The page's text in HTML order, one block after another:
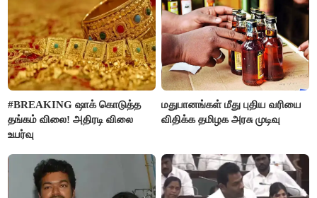
#BREAKING ஷாக் கொடுத்த
தங்கம் விலை! அதிரடி விலை
உயர்வு
மதுபானங்கள் மீது புதிய வரியை
விதிக்க தமிழக அரசு முடிவு